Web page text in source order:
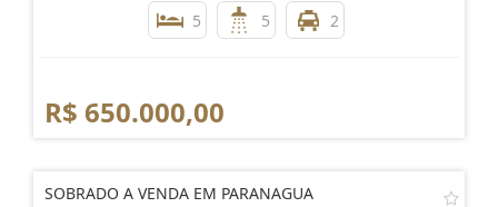
5 5 2
R$ 650.000,00
SOBRADO A VENDA EM PARANAGUA